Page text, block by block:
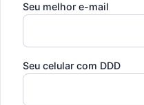
Seu melhor e-mail
Seu celular com DDD